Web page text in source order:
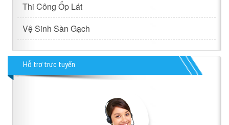
Thi Công Ốp Lát
Vệ Sinh Sàn Gạch
Hỗ trợ trực tuyến